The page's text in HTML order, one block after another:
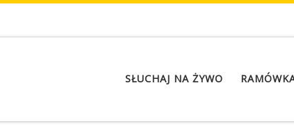
SŁUCHAJ NA ŻYWO